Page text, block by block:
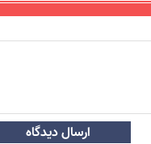
ارسال دیدگاه